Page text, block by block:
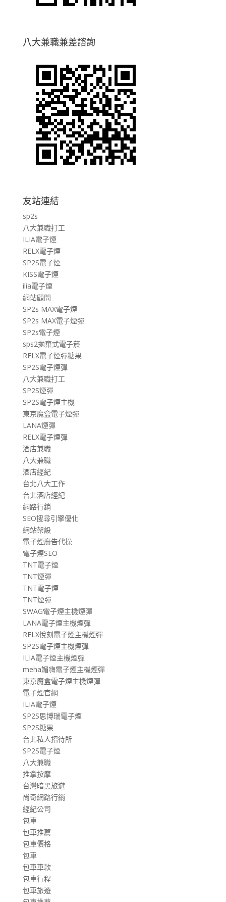
八大兼職兼差諮詢
友站連結
sp2s
八大兼職打工
ILIA電子煙
RELX電子煙
SP2S電子煙
KISS電子煙
ilia電子煙
網站顧問
SP2s MAX電子煙
SP2s MAX電子煙彈
SP2s電子煙
sps2拋棄式電子菸
RELX電子煙彈糖果
SP2S電子煙彈
八大兼職打工
SP2S煙彈
SP2S電子煙主機
東京魔盒電子煙彈
LANA煙彈
RELX電子煙彈
酒店兼職
八大兼職
酒店經紀
台北八大工作
台北酒店經紀
網路行銷
SEO搜尋引擎優化
網站架設
電子煙廣告代操
電子煙SEO
TNT電子煙
TNT煙彈
TNT電子煙
TNT煙彈
SWAG電子煙主機煙彈
LANA電子煙主機煙彈
RELX悅刻電子煙主機煙彈
SP2S電子煙主機煙彈
ILIA電子煙主機煙彈
meha媚嗨電子煙主機煙彈
東京魔盒電子煙主機煙彈
電子煙官網
ILIA電子煙
SP2S思博瑞電子煙
SP2S糖果
台北私人招待所
SP2S電子煙
八大兼職
推拿按摩
台灣暗黑旅遊
尚奇網路行銷
經紀公司
包車
包車推薦
包車價格
包車
包車車款
包車行程
包車旅遊